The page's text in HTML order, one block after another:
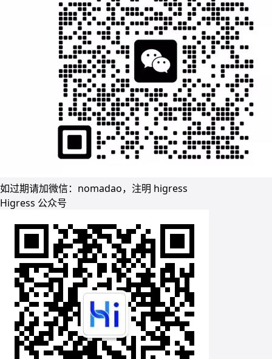
如过期请加微信：nomadao，注明 higress
Higress 公众号